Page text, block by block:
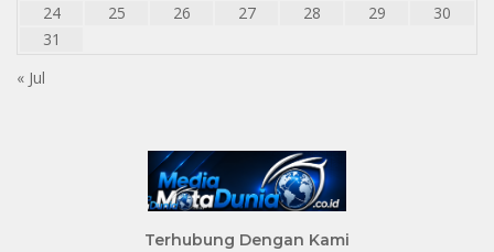
24
25 26 27 28 29
30
31
« Jul
Terhubung Dengan Kami